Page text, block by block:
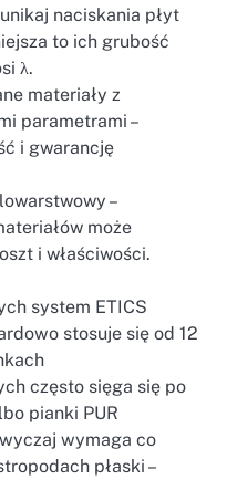
naciskania płyt
to ich grubość
λ.
materiały z
parametrami –
i gwarancję
–
może
i właściwości.
system ETICS
stosuje się od 12
często sięga się po
pianki PUR
wymaga co
płaski –